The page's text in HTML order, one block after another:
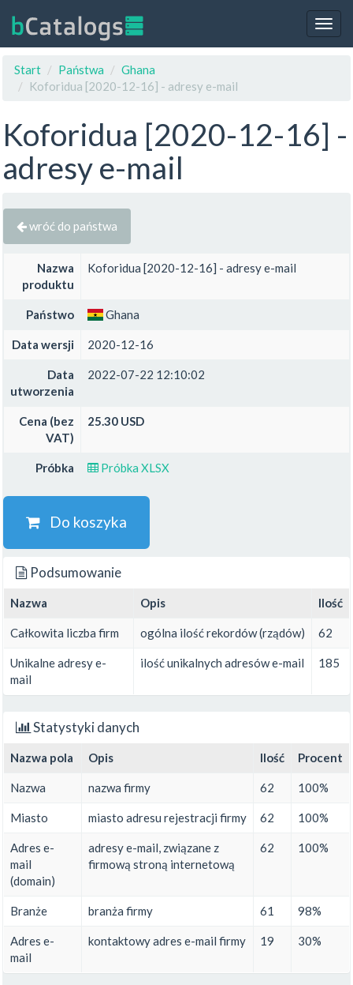
Start
Państwa
Ghana
Koforidua [2020-12-16] - adresy e-mail
Koforidua [2020-12-16] -
adresy e-mail
wróć do państwa
Nazwa
produktu
Koforidua [2020-12-16] - adresy e-mail
Państwo Ghana
Data wersji 2020-12-16
Data
utworzenia
2022-07-22 12:10:02
Cena (bez
VAT)
25.30 USD
Próbka Próbka XLSX
Do koszyka
Podsumowanie
Nazwa Opis Ilość
Całkowita liczba firm ogólna ilość rekordów (rządów) 62
Unikalne adresy e-
mail
ilość unikalnych adresów e-mail 185
Statystyki danych
Nazwa pola Opis Ilość Procent
Nazwa nazwa firmy 62 100%
Miasto miasto adresu rejestracji firmy 62 100%
Adres e-
mail
(domain)
adresy e-mail, związane z
firmową stroną internetową
62 100%
Branże branża firmy 61 98%
Adres e-
mail
kontaktowy adres e-mail firmy 19 30%